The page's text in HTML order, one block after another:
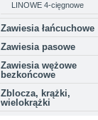
LINOWE 4-cięgnowe
Zawiesia łańcuchowe
Zawiesia pasowe
Zawiesia wężowe
bezkońcowe
Zblocza, krążki,
wielokrążki